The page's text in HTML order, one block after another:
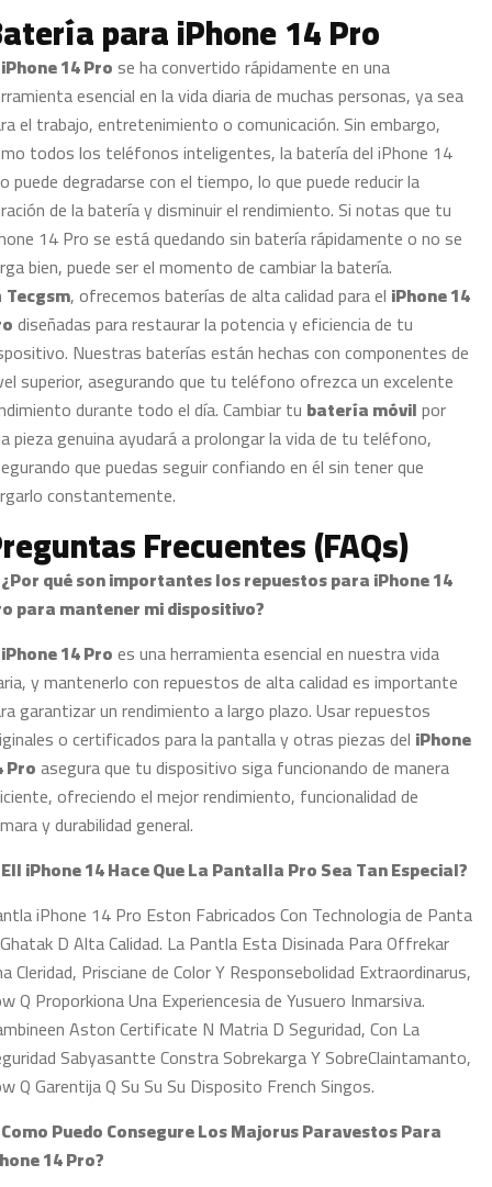
para iPhone 14 Pro
iPhone 14 Prose ha convertido rápidamente en una
esencial en la vida diaria de muchas personas, ya sea
el trabajo, entretenimiento o comunicación. Sin embargo,
todos los teléfonos inteligentes, la batería del iPhone 14
puede degradarse con el tiempo, lo que puede reducir la
de la batería y disminuir el rendimiento. Si notas que tu
14 Pro se está quedando sin batería rápidamente o no se
bien, puede ser el momento de cambiar la batería.
Tecgsm, ofrecemos baterías de alta calidad para el iPhone 14
diseñadas para restaurar la potencia y eficiencia de tu
Nuestras baterías están hechas con componentes de
superior, asegurando que tu teléfono ofrezca un excelente
durante todo el día. Cambiar tu batería móvilpor
pieza genuina ayudará a prolongar la vida de tu teléfono,
que puedas seguir confiando en él sin tener que
constantemente.
Frecuentes (FAQs)
qué son importantes los repuestos para iPhone 14
para mantener mi dispositivo?
iPhone 14 Proes una herramienta esencial en nuestra vida
y mantenerlo con repuestos de alta calidad es importante
garantizar un rendimiento a largo plazo. Usar repuestos
o certificados para la pantalla y otras piezas del iPhone
Proasegura que tu dispositivo siga funcionando de manera
ofreciendo el mejor rendimiento, funcionalidad de
y durabilidad general.
iPhone 14 Hace Que La Pantalla Pro Sea Tan Especial?
iPhone 14 Pro Eston Fabricados Con Technologia de Panta
D Alta Calidad. La Pantla Esta Disinada Para Offrekar
Cleridad, Prisciane de Color Y Responsebolidad Extraordinarus,
Q Proporkiona Una Experiencesia de Yusuero Inmarsiva.
Aston Certificate N Matria D Seguridad, Con La
Sabyasantte Constra Sobrekarga Y SobreClaintamanto,
Q Garentija Q Su Su Su Disposito French Singos.
Puedo Consegure Los Majorus Paravestos Para
14 Pro?